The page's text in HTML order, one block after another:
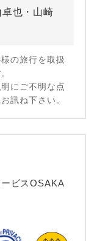
也・山崎
の旅行を取扱
にご不明な点
訊ね下さい。
ビスOSAKA